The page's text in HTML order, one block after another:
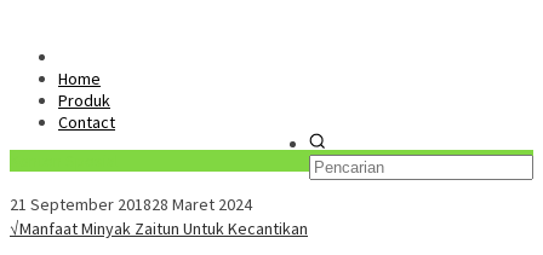
Home
Produk
Contact
21 September 201828 Maret 2024
√Manfaat Minyak Zaitun Untuk Kecantikan